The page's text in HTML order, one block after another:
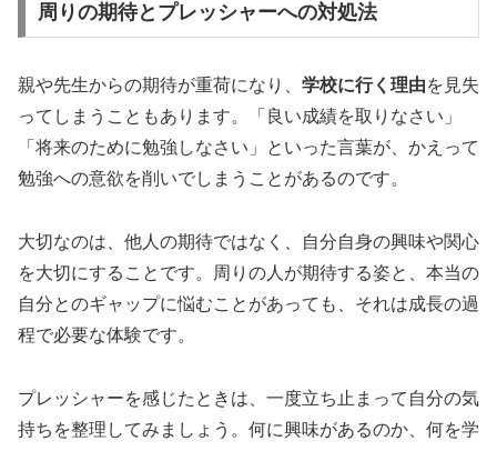
周りの期待とプレッシャーへの対処法
親や先生からの期待が重荷になり、 学校に行く理由を見失
ってしまうこともあります。「良い成績を取りなさい」
「将来のために勉強しなさい」といった言葉が、かえって
勉強への意欲を削いでしまうことがあるのです。
大切なのは、他人の期待ではなく、自分自身の興味や関心
を大切にすることです。周りの人が期待する姿と、本当の
自分とのギャップに悩むことがあっても、それは成長の過
程で必要な体験です。
プレッシャーを感じたときは、一度立ち止まって自分の気
持ちを整理してみましょう。何に興味があるのか、何を学